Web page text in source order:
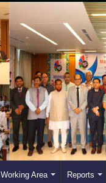
Working Area Reports